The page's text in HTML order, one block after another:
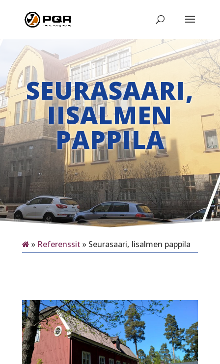
SEURASAARI,
IISALMEN
PAPPILA
» Referenssit » Seurasaari, Iisalmen pappila